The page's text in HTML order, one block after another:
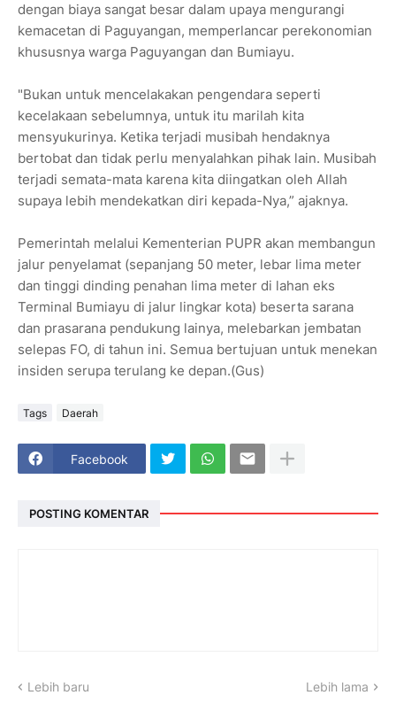
dengan biaya sangat besar dalam upaya mengurangi
kemacetan di Paguyangan, memperlancar perekonomian
khususnya warga Paguyangan dan Bumiayu.
"Bukan untuk mencelakakan pengendara seperti
kecelakaan sebelumnya, untuk itu marilah kita
mensyukurinya. Ketika terjadi musibah hendaknya
bertobat dan tidak perlu menyalahkan pihak lain. Musibah
terjadi semata-mata karena kita diingatkan oleh Allah
supaya lebih mendekatkan diri kepada-Nya,” ajaknya.
Pemerintah melalui Kementerian PUPR akan membangun
jalur penyelamat (sepanjang 50 meter, lebar lima meter
dan tinggi dinding penahan lima meter di lahan eks
Terminal Bumiayu di jalur lingkar kota) beserta sarana
dan prasarana pendukung lainya, melebarkan jembatan
selepas FO, di tahun ini. Semua bertujuan untuk menekan
insiden serupa terulang ke depan.(Gus)
Tags Daerah
Facebook
POSTING KOMENTAR
Lebih baru Lebih lama